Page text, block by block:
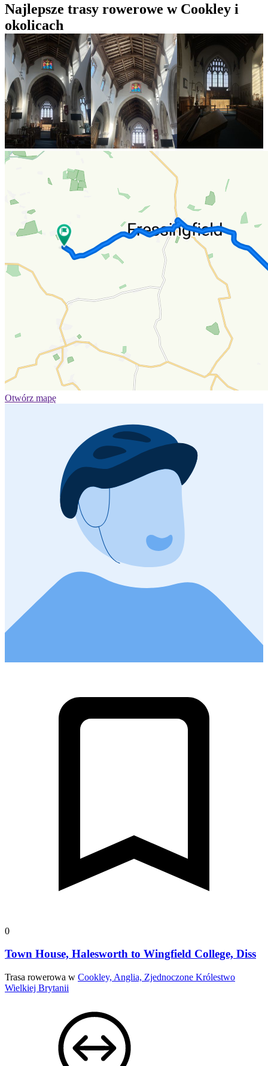
Najlepsze trasy rowerowe w Cookley i
okolicach
Otwórz mapę
0
Town House, Halesworth to Wingfield College, Diss
Trasa rowerowa w Cookley, Anglia, Zjednoczone Królestwo
Wielkiej Brytanii